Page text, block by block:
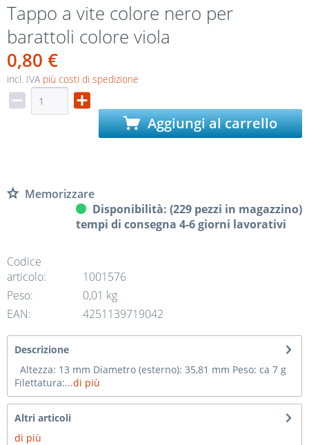
Tappo a vite colore nero per
barattoli colore viola
0,80 €
incl. IVA più costi di spedizione
Aggiungi al carrello
Memorizzare
Disponibilità: (229 pezzi in magazzino)
tempi di consegna 4-6 giorni lavorativi
Codice
articolo:
1001576
Peso:
0,01 kg
EAN:
4251139719042
Descrizione
Altezza: 13 mm Diametro (esterno): 35,81 mm Peso: ca 7 g
Filettatura:...di più
Altri articoli
di più